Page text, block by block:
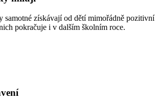
samotné získávají od dětí mimořádně pozitivní
pokračuje i v dalším školním roce.